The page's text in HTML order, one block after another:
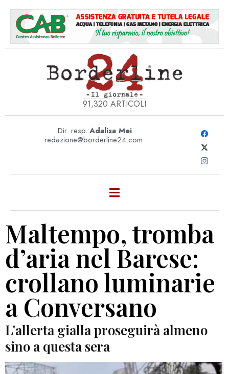
91,320 ARTICOLI
Dir. resp.:Adalisa Mei
redazione@borderline24.com
Maltempo, tromba
d’aria nel Barese:
crollano luminarie
a Conversano
L'allerta gialla proseguirà almeno
sino a questa sera